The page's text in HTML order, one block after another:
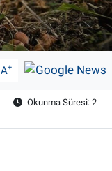
A+
Okunma Süresi: 2